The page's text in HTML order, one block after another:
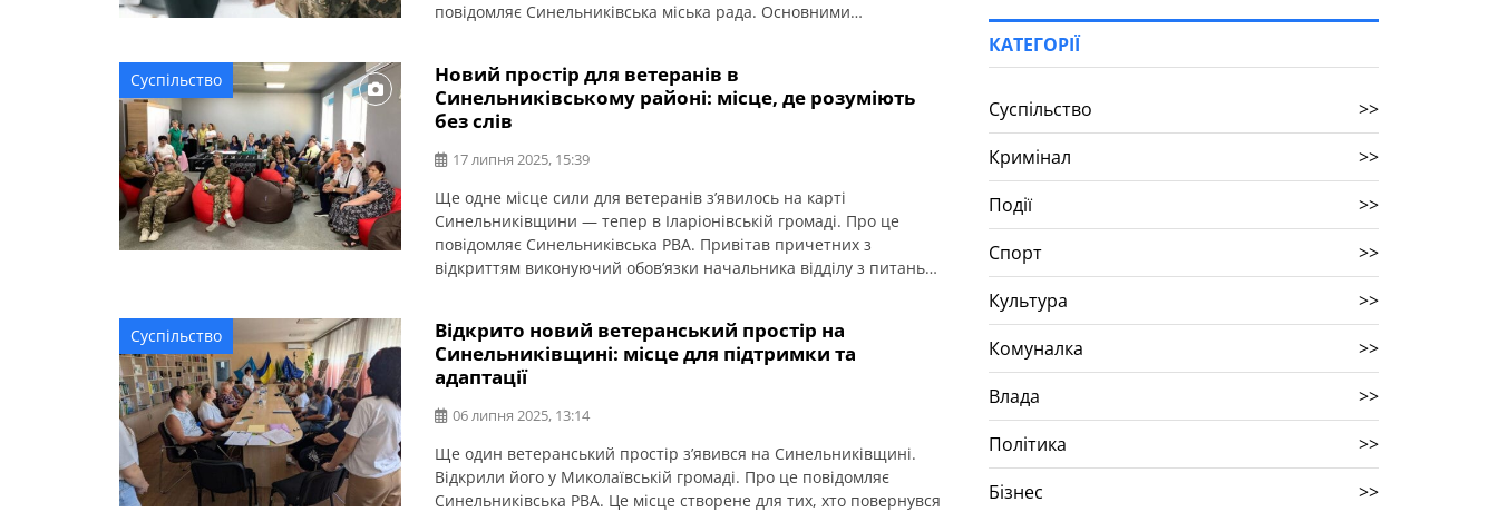
повідомляє Синельниківська міська рада. Основними
центральної міської лікарні, кабінет 11, контактний телефон:
0936329476 – Бабай Наталія Анатоліївна. Графік роботи:
понеділок-п’ятниця: 08:00-16:00.
Суспільство
Новий простір для ветеранів в
Синельниківському районі: місце, де розуміють
без слів
17 липня 2025, 15:39
Ще одне місце сили для ветеранів з’явилось на карті
Синельниківщини — тепер в Іларіонівській громаді. Про це
повідомляє Синельниківська РВА. Привітав причетних з
відкриттям виконуючий обов’язки начальника відділу з питань
нове життя в тилу. Без зайвого офіціозу […]
Суспільство
Відкрито новий ветеранський простір на
Синельниківщині: місце для підтримки та
адаптації
06 липня 2025, 13:14
Ще один ветеранський простір з’явився на Синельниківщині.
Відкрили його у Миколаївській громаді. Про це повідомляє
Синельниківська РВА. Це місце створене для тих, хто повернувся
КАТЕГОРІЇ
Суспільство
>>
Кримінал
>>
Події
>>
Спорт
>>
Культура
>>
Комуналка
>>
Влада
>>
Політика
>>
Бізнес
>>